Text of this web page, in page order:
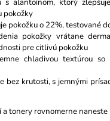
s alantoínom, ktorý
pokožky
pokožku o 22%, testované
pokožky vrátane
pre citlivú pokožku
chladivou textúrou so
bez krutosti, s jemnými
a tonery rovnomerne